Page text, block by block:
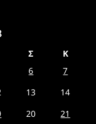
Σ
Κ
6
7
13
14
20
21